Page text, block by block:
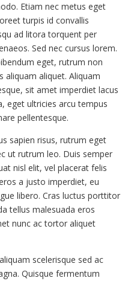
Etiam nec metus eget
turpis id convallis
ad litora torquent per
Sed nec cursus lorem.
eget, rutrum non
aliquam aliquet. Aliquam
sit amet imperdiet lacus
eget ultricies arcu tempus
pellentesque.
sapien risus, rutrum eget
ut rutrum leo. Duis semper
nisl elit, vel placerat felis
a justo imperdiet, eu
libero. Cras luctus porttitor
tellus malesuada eros
nunc ac tortor aliquet
scelerisque sed ac
Quisque fermentum